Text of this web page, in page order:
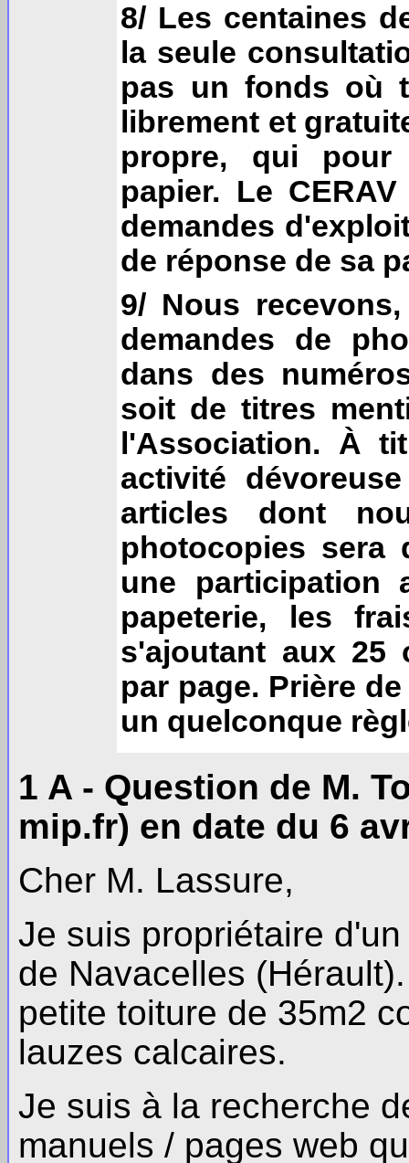
8/ Les centaines
la seule
pas un fonds où
librement et
propre, qui pour
papier. Le
demandes
de réponse de sa
9/ Nous
demandes de
dans des
soit de titres
l'Association. À
activité
articles dont
photocopies sera
une participation
papeterie, les
s'ajoutant aux 25
par page. Prière
un quelconque
1 A - Question de M.
mip.fr) en date du 6
Cher M. Lassure,
Je suis propriétaire
de Navacelles
petite toiture de 35m2
lauzes calcaires.
Je suis à la recherche
manuels / pages web